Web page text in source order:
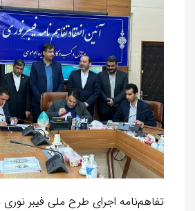
تفاهم‌نامه اجرای طرح ملی فیبر نوری